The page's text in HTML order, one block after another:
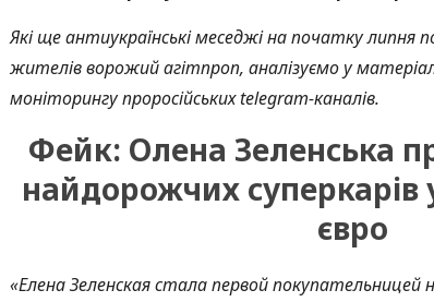
Які ще антиукраїнські меседжі на початку липня
жителів ворожий агітпроп, аналізуємо у
моніторингу проросійських telegram-каналів.
Фейк: Олена Зеленська
найдорожчих суперкарів
євро
«Елена Зеленская стала первой